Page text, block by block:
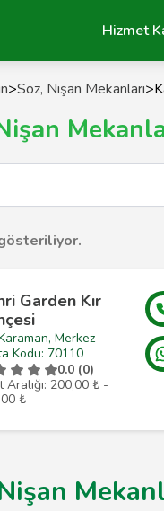
Hizmet
>Söz, Nişan Mekanları>
Garden Kır
Merkez
Kodu: 70110
0.0 (0)
Aralığı: 200,00 ₺ -
₺